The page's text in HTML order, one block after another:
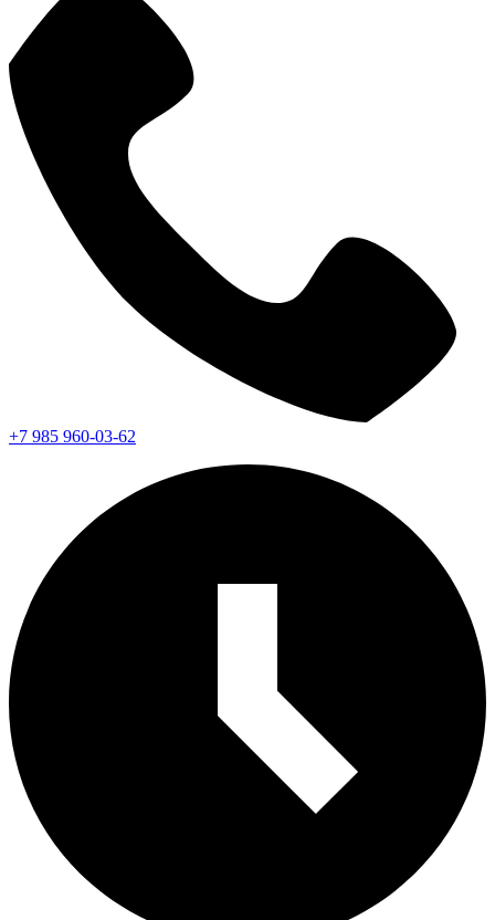
+7 985 960-03-62